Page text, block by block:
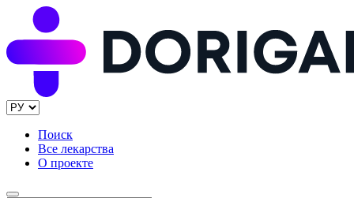
Поиск
Все лекарства
О проекте